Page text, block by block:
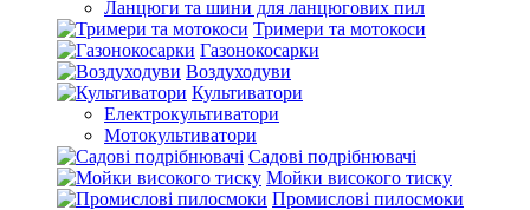
Ланцюги та шини для ланцюгових пил
Тримери та мотокоси
Газонокосарки
Воздуходуви
Культиватори
Електрокультиватори
Мотокультиватори
Садові подрібнювачі
Мойки високого тиску
Промислові пилосмоки